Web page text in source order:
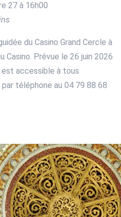
27 à 16h00
du Casino Grand Cercle à
Casino. Prévue le 26 juin 2026
accessible à tous.
téléphone au 04 79 88 68